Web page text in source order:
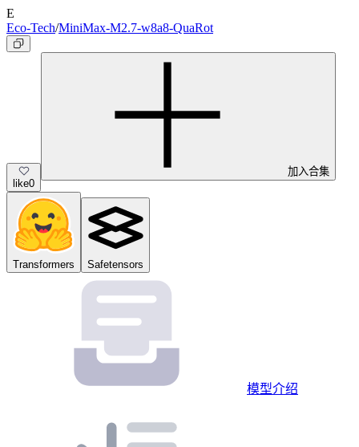
E
Eco-Tech/MiniMax-M2.7-w8a8-QuaRot
like0
加入合集
Transformers Safetensors
模型介绍